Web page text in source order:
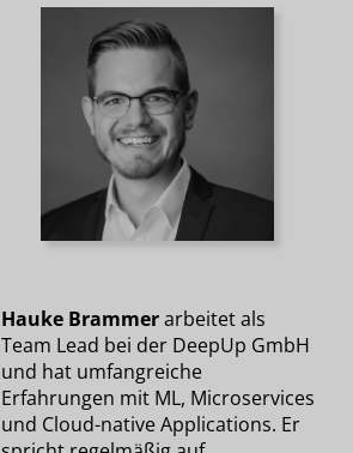
Hauke Brammerarbeitet als
Team Lead bei der DeepUp GmbH
und hat umfangreiche
Erfahrungen mit ML, Microservices
und Cloud-native Applications. Er